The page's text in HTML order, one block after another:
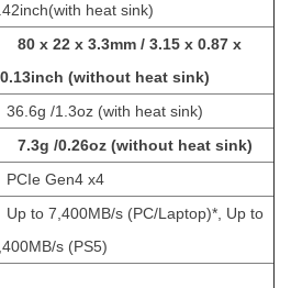
heat sink)
80 x 22 x 3.3mm / 3.15 x 0.87 x
0.13inch (without heat sink)
/1.3oz (with heat sink)
7.3g /0.26oz (without heat sink)
Gen4 x4
to 7,400MB/s (PC/Laptop)*, Up to
s (PS5)